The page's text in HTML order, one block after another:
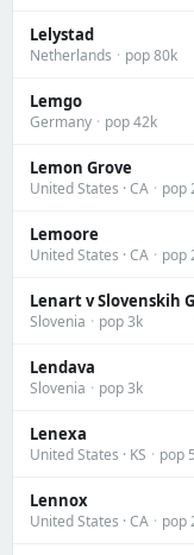
Lelystad
Netherlands · pop 80k
Lemgo
Germany · pop 42k
Lemon Grove
United States · CA · pop
Lemoore
United States · CA · pop
Lenart v Slovenskih
Slovenia · pop 3k
Lendava
Slovenia · pop 3k
Lenexa
United States · KS · pop
Lennox
United States · CA · pop